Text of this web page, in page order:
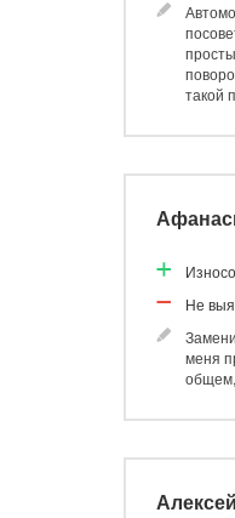
такой
Не
меня
общем,
Алексей